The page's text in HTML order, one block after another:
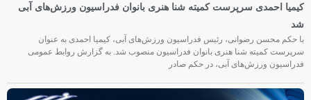
کیمیا احمدی سرپرست کمیته شنا هنری بانوان فدراسیون ورزش‌های آبی
شد
با حکم محسن رضوانی، رئیس فدراسیون ورزش‌های آبی، کیمیا احمدی به عنوان
سرپرست کمیته شنا هنری بانوان فدراسیون منصوب شد. به گزارش روابط عمومی
فدراسیون ورزش‌های آبی، در حکم صادر